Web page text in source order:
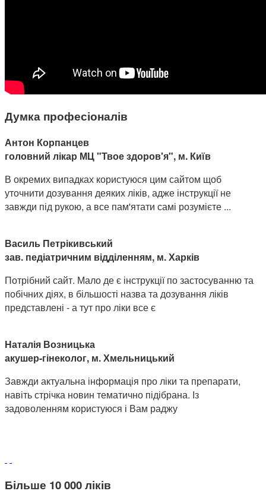
Думка професіоналів
Антон Корпанцев
головний лікар МЦ "Твое здоров'я", м. Київ
В окремих випадках користуюся цим сайтом щоб
уточнити дозування деяких ліків, адже інструкції не
завжди під рукою, а все пам'ятати самі розумієте ...
Василь Петрікивський
зав. педіатричним відділенням, м. Харків
Потрібний сайт. Мало де є інструкції по застосуванню та
побічних діях, в більшості назва та дозування ліків
представлені - а тут про ліки все є
Наталія Возницька
акушер-гінеколог, м. Хмельницький
Завжди актуальна інформація про ліки та препарати,
навіть стрічка новин тематично підібрана. Із
задоволенням користуюся і Вам раджу
Більше 10 000 ліків